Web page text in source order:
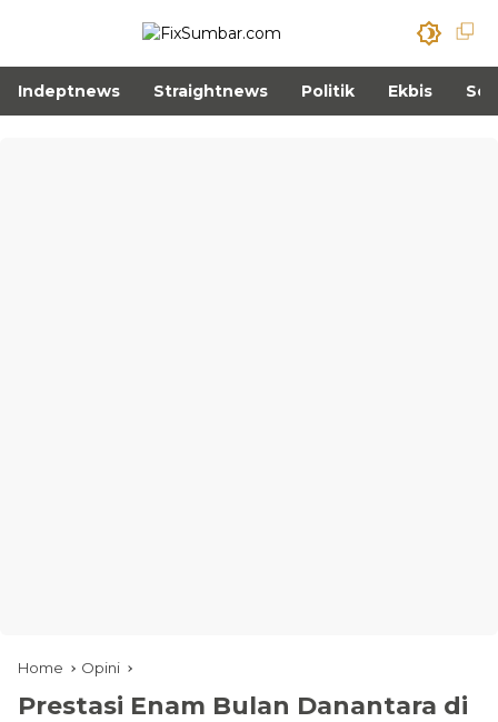
Indeptnews Straightnews Politik Ekbis
Home Opini
Prestasi Enam Bulan Danantara di